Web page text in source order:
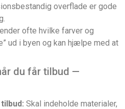
overflade er gode
ofte hvilke farver og
ud i byen og kan hjælpe med at
du får tilbud —
Skal indeholde materialer,